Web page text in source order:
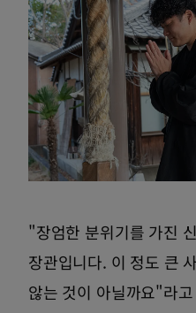
"장엄한 분위기를 가진
장관입니다. 이 정도 큰
않는 것이 아닐까요"라